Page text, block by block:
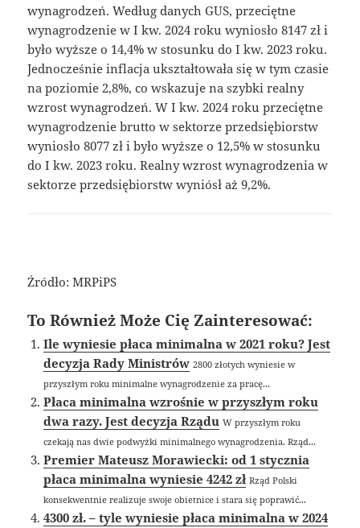
wynagrodzeń. Według danych GUS, przeciętne
wynagrodzenie w I kw. 2024 roku wyniosło 8147 zł i
było wyższe o 14,4% w stosunku do I kw. 2023 roku.
Jednocześnie inflacja ukształtowała się w tym czasie
na poziomie 2,8%, co wskazuje na szybki realny
wzrost wynagrodzeń. W I kw. 2024 roku przeciętne
wynagrodzenie brutto w sektorze przedsiębiorstw
wyniosło 8077 zł i było wyższe o 12,5% w stosunku
do I kw. 2023 roku. Realny wzrost wynagrodzenia w
sektorze przedsiębiorstw wyniósł aż 9,2%.
Źródło: MRPiPS
To Również Może Cię Zainteresować:
Ile wyniesie płaca minimalna w 2021 roku? Jest
decyzja Rady Ministrów 2800 złotych wyniesie w
przyszłym roku minimalne wynagrodzenie za pracę...
Płaca minimalna wzrośnie w przyszłym roku
dwa razy. Jest decyzja Rządu W przyszłym roku
czekają nas dwie podwyżki minimalnego wynagrodzenia. Rząd...
Premier Mateusz Morawiecki: od 1 stycznia
płaca minimalna wyniesie 4242 zł Rząd Polski
konsekwentnie realizuje swoje obietnice i stara się poprawić...
4300 zł. – tyle wyniesie płaca minimalna w 2024